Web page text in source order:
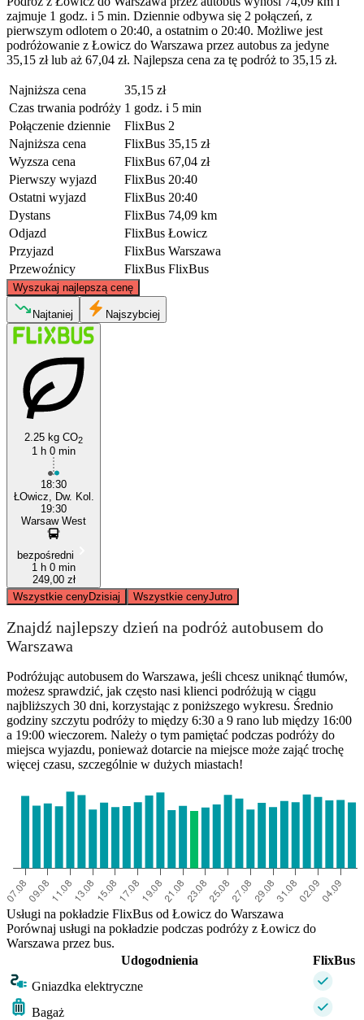
zajmuje 1 godz. i 5 min. Dziennie odbywa się 2 połączeń, z
pierwszym odlotem o 20:40, a ostatnim o 20:40. Możliwe jest
podróżowanie z Łowicz do Warszawa przez autobus za jedyne
35,15 zł lub aż 67,04 zł. Najlepsza cena za tę podróż to 35,15 zł.
Najniższa cena
35,15 zł
Czas trwania podróży 1 godz. i 5 min
Połączenie dziennie
FlixBus 2
Najniższa cena
FlixBus 35,15 zł
Wyzsza cena
FlixBus 67,04 zł
Pierwszy wyjazd
FlixBus 20:40
Ostatni wyjazd
FlixBus 20:40
Dystans
FlixBus 74,09 km
Odjazd
FlixBus Łowicz
Przyjazd
FlixBus Warszawa
Przewoźnicy
FlixBus FlixBus
Wyszukaj najlepszą cenę
Łowicz
©CARTO
Najtaniej Najszybciej
2.25 kg CO2
1 h 0 min
18:30
ŁOwicz, Dw. Kol.
19:30
Warsaw West
bezpośredni
1 h 0 min
249,00 zł
Wszystkie cenyDzisiaj Wszystkie cenyJutro
Znajdź najlepszy dzień na podróż autobusem do
Warszawa
Podróżując autobusem do Warszawa, jeśli chcesz uniknąć tłumów,
możesz sprawdzić, jak często nasi klienci podróżują w ciągu
najbliższych 30 dni, korzystając z poniższego wykresu. Średnio
godziny szczytu podróży to między 6:30 a 9 rano lub między 16:00
a 19:00 wieczorem. Należy o tym pamiętać podczas podróży do
miejsca wyjazdu, ponieważ dotarcie na miejsce może zająć trochę
więcej czasu, szczególnie w dużych miastach!
Usługi na pokładzie FlixBus od Łowicz do Warszawa
Porównaj usługi na pokładzie podczas podróży z Łowicz do
Warszawa przez bus.
Udogodnienia
FlixBus
Gniazdka elektryczne
Bagaż